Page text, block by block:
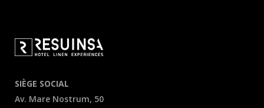
SIÈGE SOCIAL
Av. Mare Nostrum, 50